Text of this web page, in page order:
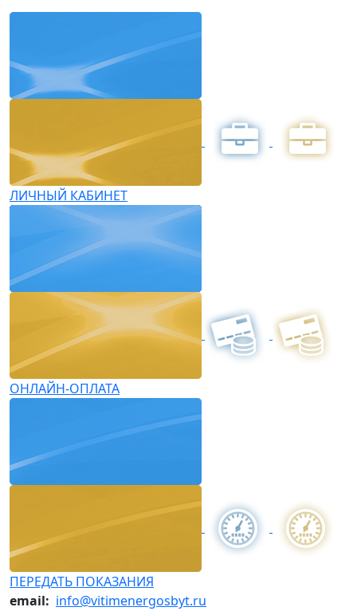
ЛИЧНЫЙ КАБИНЕТ
ОНЛАЙН-ОПЛАТА
ПЕРЕДАТЬ ПОКАЗАНИЯ
email: info@vitimenergosbyt.ru